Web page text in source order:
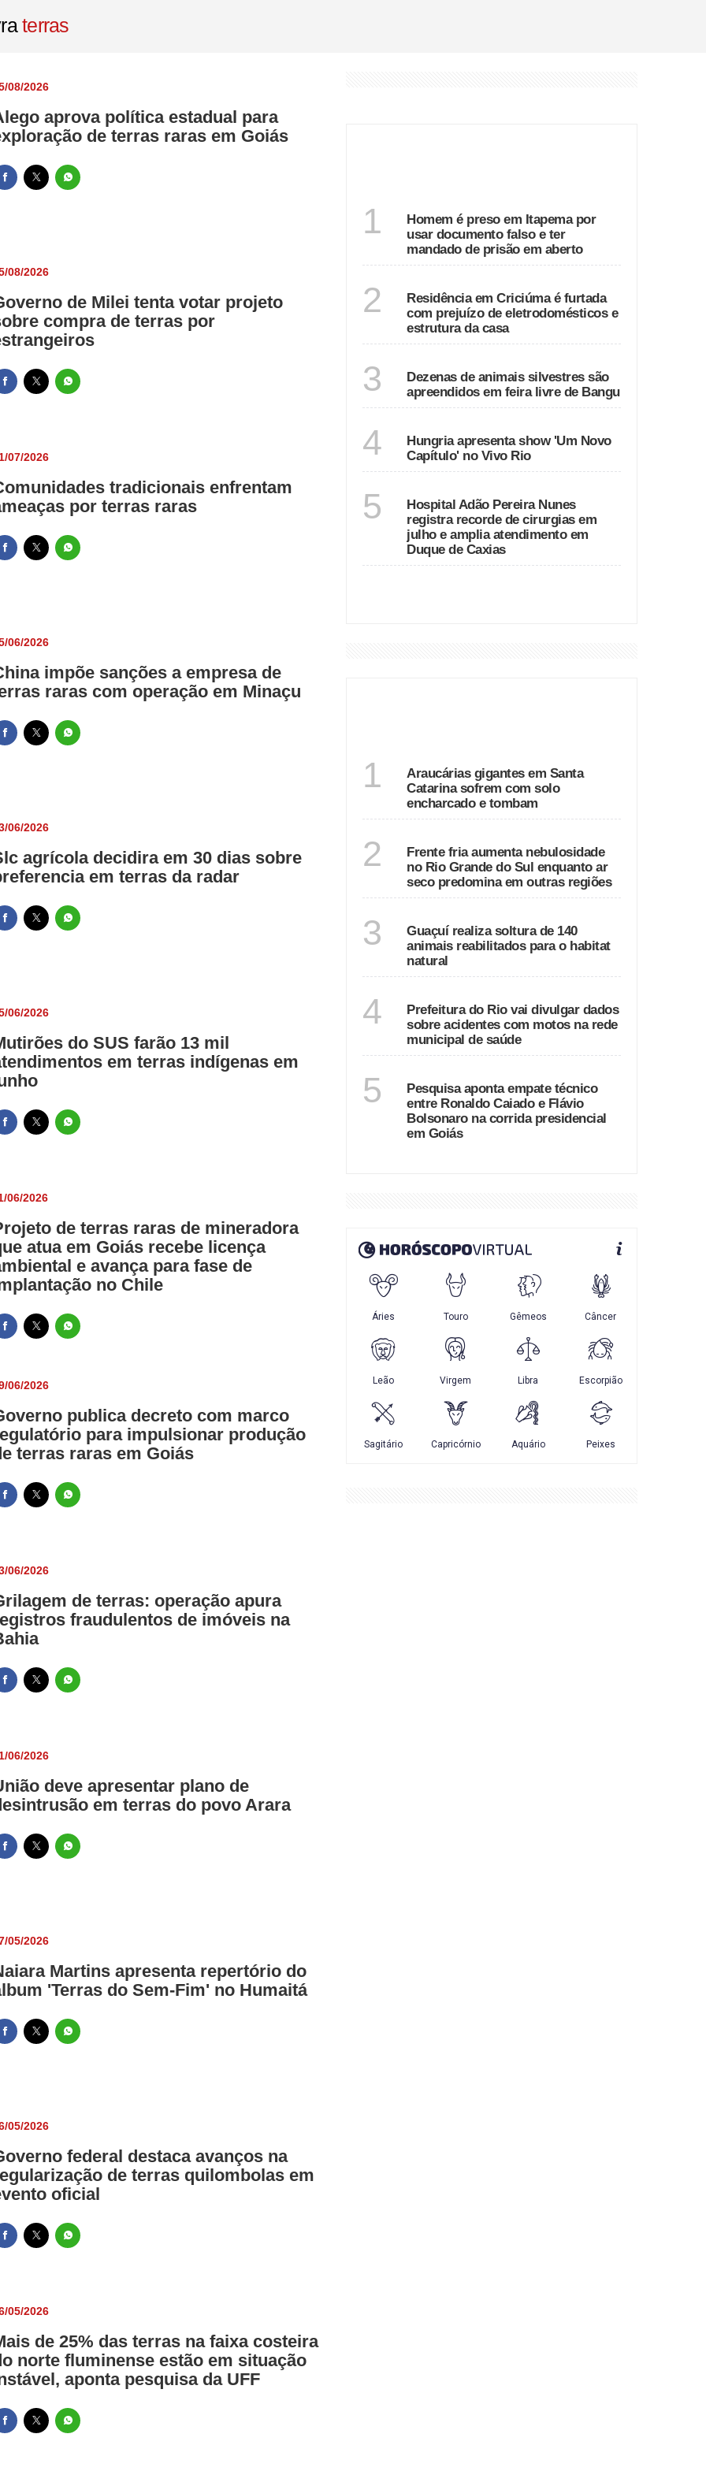
254 certidões no Rio de Janeiro e Nova Iguaçu
é furtada com prejuízo de eletrodomésticos e estrutura da casa
são apreendidos em feira livre de Bangu
terras
08/2026
aprova política estadual para
de terras raras em Goiás
08/2026
de Milei tenta votar projeto
compra de terras por
07/2026
tradicionais enfrentam
por terras raras
06/2026
impõe sanções a empresa de
raras com operação em Minaçu
06/2026
agrícola decidira em 30 dias sobre
em terras da radar
06/2026
do SUS farão 13 mil
em terras indígenas em
06/2026
de terras raras de mineradora
atua em Goiás recebe licença
e avança para fase de
no Chile
06/2026
publica decreto com marco
para impulsionar produção
terras raras em Goiás
06/2026
de terras: operação apura
fraudulentos de imóveis na
06/2026
deve apresentar plano de
em terras do povo Arara
05/2026
Martins apresenta repertório do
'Terras do Sem-Fim' no Humaitá
05/2026
federal destaca avanços na
de terras quilombolas em
oficial
05/2026
de 25% das terras na faixa costeira
norte fluminense estão em situação
aponta pesquisa da UFF
1
Homem é preso em Itapema por
usar documento falso e ter
mandado de prisão em aberto
2
Residência em Criciúma é furtada
com prejuízo de eletrodomésticos e
estrutura da casa
3
Dezenas de animais silvestres são
apreendidos em feira livre de Bangu
4
Hungria apresenta show 'Um Novo
Capítulo' no Vivo Rio
5
Hospital Adão Pereira Nunes
registra recorde de cirurgias em
julho e amplia atendimento em
Duque de Caxias
1
Araucárias gigantes em Santa
Catarina sofrem com solo
encharcado e tombam
2
Frente fria aumenta nebulosidade
no Rio Grande do Sul enquanto ar
seco predomina em outras regiões
3
Guaçuí realiza soltura de 140
animais reabilitados para o habitat
natural
4
Prefeitura do Rio vai divulgar dados
sobre acidentes com motos na rede
municipal de saúde
5
Pesquisa aponta empate técnico
entre Ronaldo Caiado e Flávio
Bolsonaro na corrida presidencial
em Goiás